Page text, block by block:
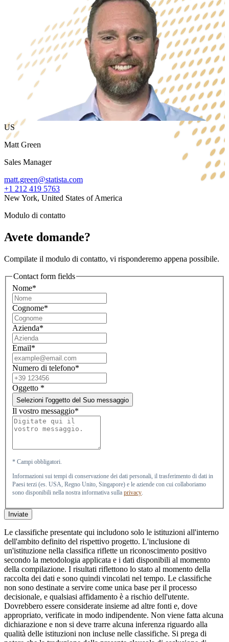
US
Matt Green
Sales Manager
matt.green@statista.com
+1 212 419 5763
New York, United States of America
Modulo di contatto
Avete domande?
Compilate il modulo di contatto, vi risponderemo appena possibile.
Contact form fields
Nome*
Cognome*
Azienda*
Email*
Numero di telefono*
Oggetto *
Selezioni l'oggetto del Suo messaggio
Il vostro messaggio*
* Campi obbligatori.
Informazioni sui tempi di conservazione dei dati personali, il trasferimento di dati in
Paesi terzi (es. USA, Regno Unito, Singapore) e le aziende con cui collaboriamo
sono disponibili nella nostra informativa sulla privacy.
Inviate
Le classifiche presentate qui includono solo le istituzioni all'interno
dell'ambito definito del rispettivo progetto. L'inclusione di
un'istituzione nella classifica riflette un riconoscimento positivo
secondo la metodologia applicata e i dati disponibili al momento
della compilazione. I risultati riflettono lo stato al momento della
raccolta dei dati e sono quindi vincolati nel tempo. Le classifiche
non sono destinate a servire come unica base per il processo
decisionale, e qualsiasi affidamento è a rischio dell'utente.
Dovrebbero essere considerate insieme ad altre fonti e, dove
appropriato, verificate in modo indipendente. Non viene fatta alcuna
dichiarazione e non si deve trarre alcuna inferenza riguardo alla
qualità delle istituzioni non incluse nelle classifiche. Si prega di